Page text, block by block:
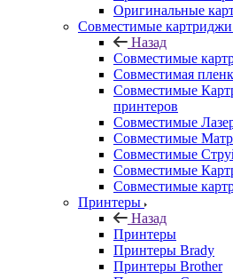
Оригинальные
Совместимые картриджи
Назад
Совместимые
Совместимая
Совместимые
принтеров
Совместимые
Совместимые
Совместимые
Совместимые
Совместимые
Принтеры
Назад
Принтеры
Принтеры Brady
Принтеры Brother